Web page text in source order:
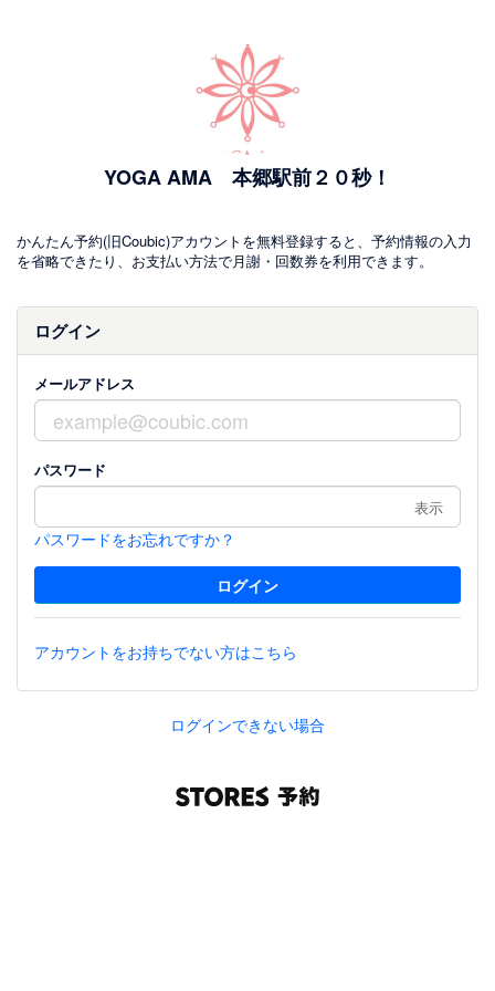
YOGA AMA 本郷駅前２０秒！
かんたん予約(旧Coubic)アカウントを無料登録すると、予約情報の入力
を省略できたり、お支払い方法で月謝・回数券を利用できます。
ログイン
メールアドレス
パスワード
表示
パスワードをお忘れですか？
アカウントをお持ちでない方はこちら
ログインできない場合